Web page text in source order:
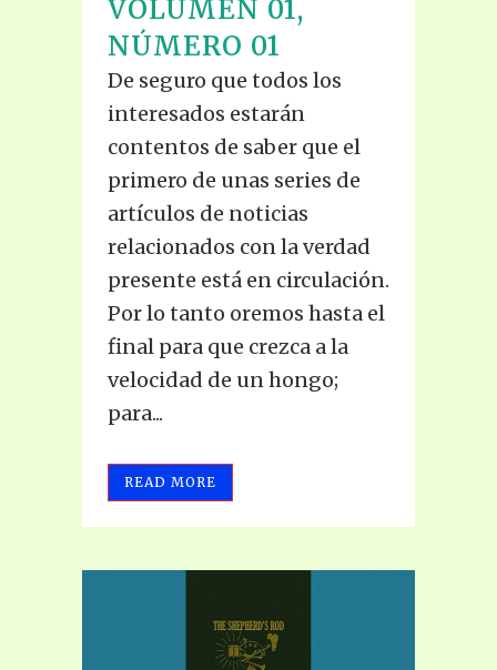
VOLUMEN 01,
NÚMERO 01
De seguro que todos los
interesados estarán
contentos de saber que el
primero de unas series de
artículos de noticias
relacionados con la verdad
presente está en circulación.
Por lo tanto oremos hasta el
final para que crezca a la
velocidad de un hongo;
para...
READ MORE